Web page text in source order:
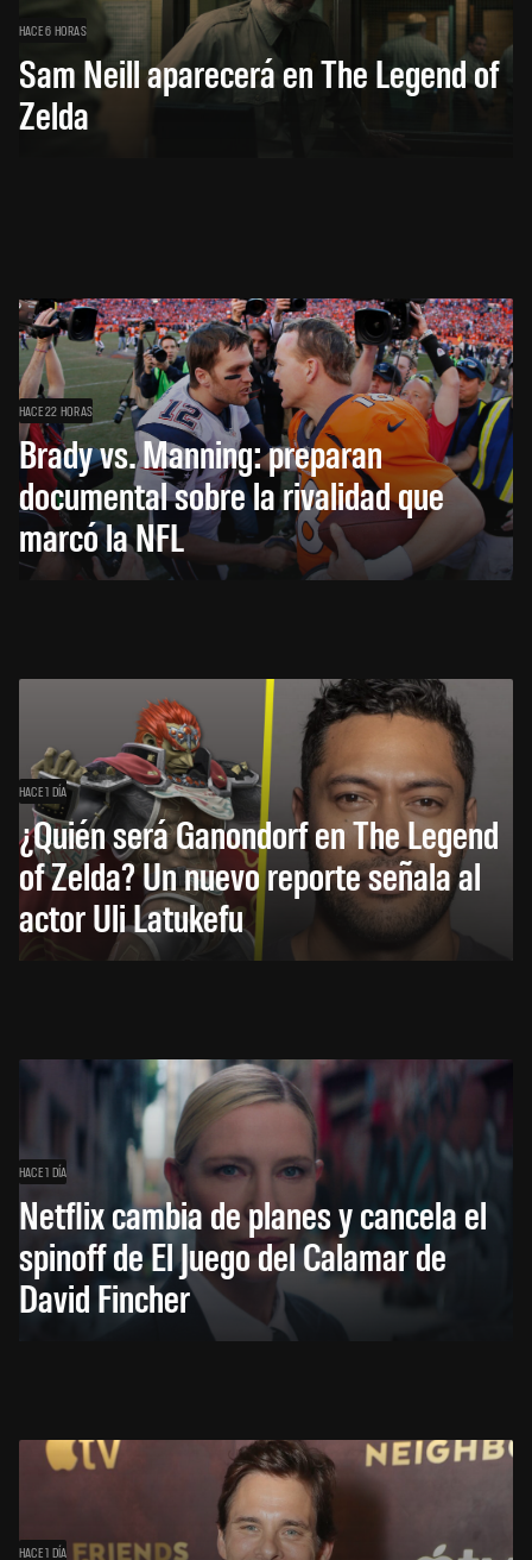
HACE 6 HORAS
Sam Neill aparecerá en The Legend of
Zelda
HACE 22 HORAS
Brady vs. Manning: preparan
documental sobre la rivalidad que
marcó la NFL
HACE 1 DÍA
¿Quién será Ganondorf en The Legend
of Zelda? Un nuevo reporte señala al
actor Uli Latukefu
HACE 1 DÍA
Netflix cambia de planes y cancela el
spinoff de El Juego del Calamar de
David Fincher
HACE 1 DÍA